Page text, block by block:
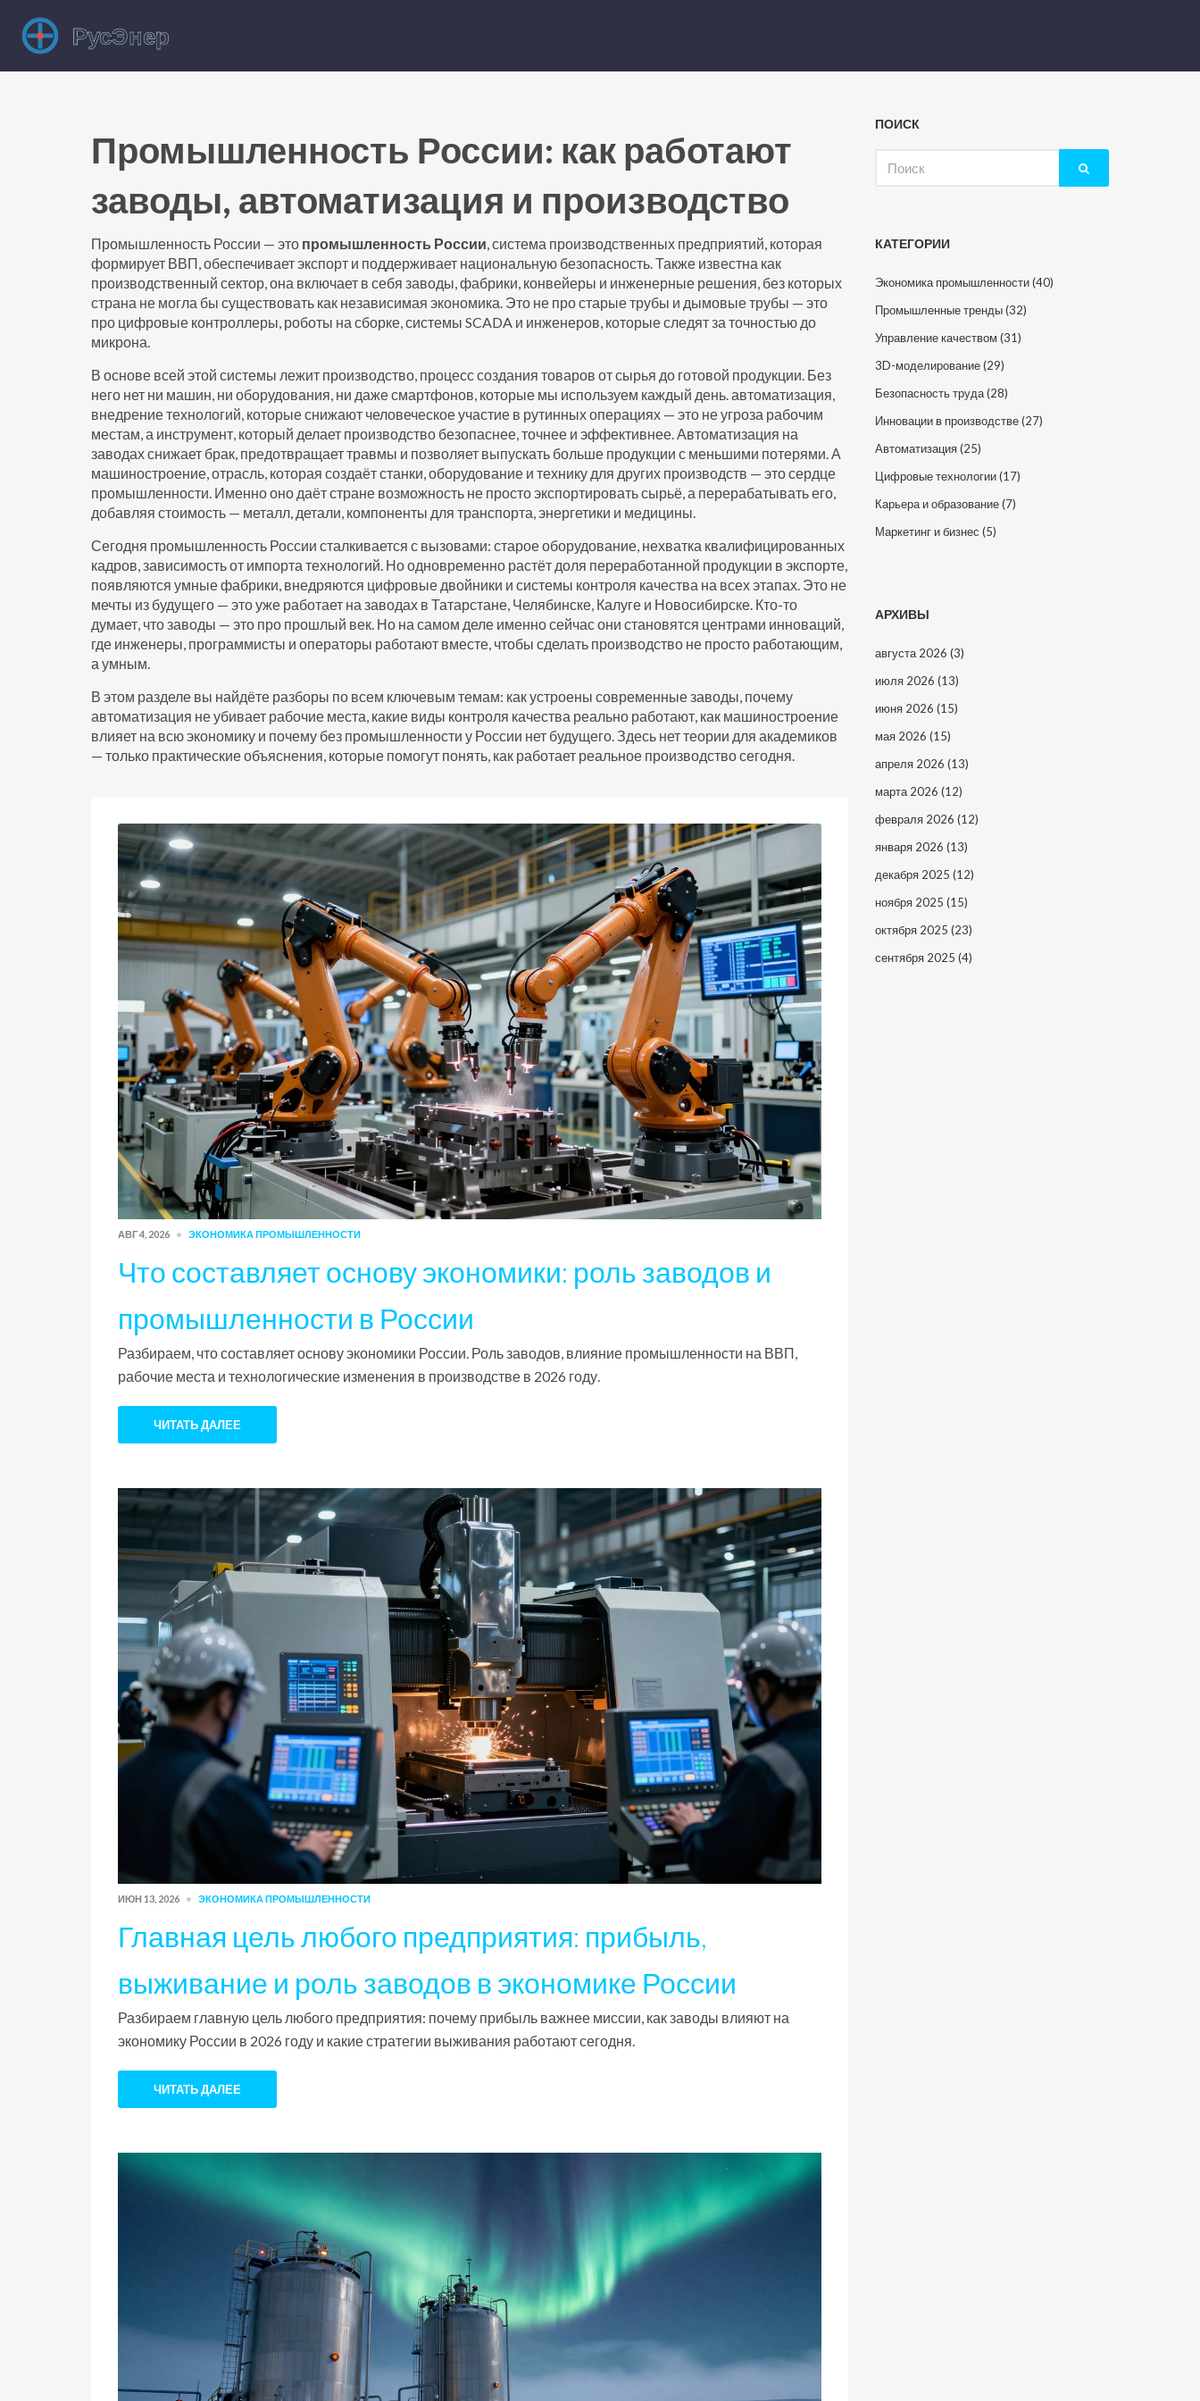
Промышленность России: как работают
заводы, автоматизация и производство
Промышленность России — это промышленность России,система производственных предприятий, которая
формирует ВВП, обеспечивает экспорт и поддерживает национальную безопасность. Также известна как
производственный сектор, она включает в себя заводы, фабрики, конвейеры и инженерные решения, без которых
страна не могла бы существовать как независимая экономика. Это не про старые трубы и дымовые трубы — это
про цифровые контроллеры, роботы на сборке, системы SCADA и инженеров, которые следят за точностью до
микрона.
В основе всей этой системы лежит производство, процесс создания товаров от сырья до готовой продукции. Без
него нет ни машин, ни оборудования, ни даже смартфонов, которые мы используем каждый день.автоматизация,
внедрение технологий, которые снижают человеческое участие в рутинных операциях — это не угроза рабочим
местам, а инструмент, который делает производство безопаснее, точнее и эффективнее. Автоматизация на
заводах снижает брак, предотвращает травмы и позволяет выпускать больше продукции с меньшими потерями. А
машиностроение,отрасль, которая создаёт станки, оборудование и технику для других производств — это сердце
промышленности. Именно оно даёт стране возможность не просто экспортировать сырьё, а перерабатывать его,
добавляя стоимость — металл, детали, компоненты для транспорта, энергетики и медицины.
Сегодня промышленность России сталкивается с вызовами: старое оборудование, нехватка квалифицированных
кадров, зависимость от импорта технологий. Но одновременно растёт доля переработанной продукции в экспорте,
появляются умные фабрики, внедряются цифровые двойники и системы контроля качества на всех этапах. Это не
мечты из будущего — это уже работает на заводах в Татарстане, Челябинске, Калуге и Новосибирске. Кто-то
думает, что заводы — это про прошлый век. Но на самом деле именно сейчас они становятся центрами инноваций,
где инженеры, программисты и операторы работают вместе, чтобы сделать производство не просто работающим,
а умным.
В этом разделе вы найдёте разборы по всем ключевым темам: как устроены современные заводы, почему
автоматизация не убивает рабочие места, какие виды контроля качества реально работают, как машиностроение
влияет на всю экономику и почему без промышленности у России нет будущего. Здесь нет теории для академиков
— только практические объяснения, которые помогут понять, как работает реальное производство сегодня.
АВГ 4, 2026 ЭКОНОМИКА ПРОМЫШЛЕННОСТИ
Что составляет основу экономики: роль заводов и
промышленности в России
Разбираем, что составляет основу экономики России. Роль заводов, влияние промышленности на ВВП,
рабочие места и технологические изменения в производстве в 2026 году.
ЧИТАТЬ ДАЛЕЕ
ИЮН 13, 2026 ЭКОНОМИКА ПРОМЫШЛЕННОСТИ
Главная цель любого предприятия: прибыль,
выживание и роль заводов в экономике России
Разбираем главную цель любого предприятия: почему прибыль важнее миссии, как заводы влияют на
экономику России в 2026 году и какие стратегии выживания работают сегодня.
ЧИТАТЬ ДАЛЕЕ
ПОИСК
КАТЕГОРИИ
Экономика промышленности(40)
Промышленные тренды(32)
Управление качеством (31)
3D-моделирование(29)
Безопасность труда(28)
Инновации в производстве(27)
Автоматизация(25)
Цифровые технологии(17)
Карьера и образование(7)
Маркетинг и бизнес (5)
АРХИВЫ
августа 2026 (3)
июля 2026 (13)
июня 2026 (15)
мая 2026 (15)
апреля 2026 (13)
марта 2026 (12)
февраля 2026 (12)
января 2026 (13)
декабря 2025 (12)
ноября 2025 (15)
октября 2025 (23)
сентября 2025 (4)